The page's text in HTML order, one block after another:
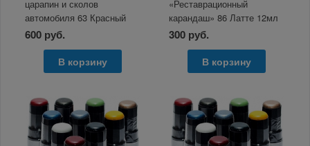
царапин и сколов
автомобиля 63 Красный
металлик
600 руб.
В корзину
«Реставрационный
карандаш» 86 Латте 12мл
300 руб.
В корзину